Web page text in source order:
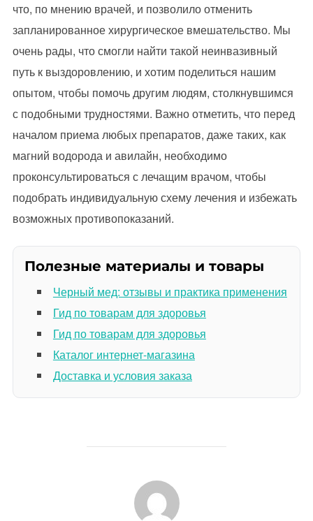
что, по мнению врачей, и позволило отменить
запланированное хирургическое вмешательство. Мы
очень рады, что смогли найти такой неинвазивный
путь к выздоровлению, и хотим поделиться нашим
опытом, чтобы помочь другим людям, столкнувшимся
с подобными трудностями. Важно отметить, что перед
началом приема любых препаратов, даже таких, как
магний водорода и авилайн, необходимо
проконсультироваться с лечащим врачом, чтобы
подобрать индивидуальную схему лечения и избежать
возможных противопоказаний.
Полезные материалы и товары
Черный мед: отзывы и практика применения
Гид по товарам для здоровья
Гид по товарам для здоровья
Каталог интернет-магазина
Доставка и условия заказа
АВТОР ЗАПИСИ